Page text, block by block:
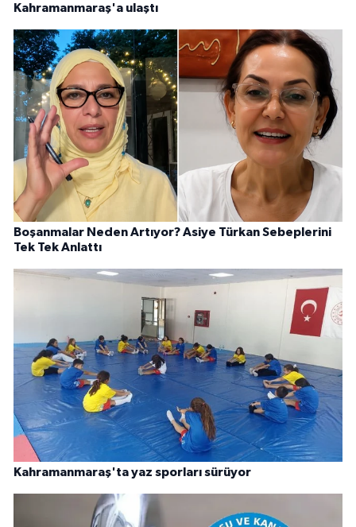
Kahramanmaraş'a ulaştı
Boşanmalar Neden Artıyor? Asiye Türkan Sebeplerini
Tek Tek Anlattı
Kahramanmaraş'ta yaz sporları sürüyor